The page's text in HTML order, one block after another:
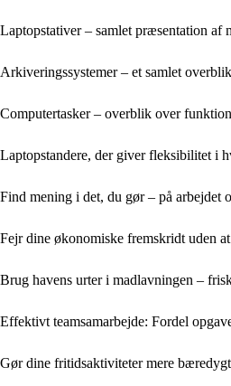
Laptopstativer – samlet præsentation af
Arkiveringssystemer – et samlet
Computertasker – overblik over
Laptopstandere, der giver fleksibilitet i
Find mening i det, du gør – på arbejdet
Fejr dine økonomiske fremskridt uden
Brug havens urter i madlavningen –
Effektivt teamsamarbejde: Fordel
Gør dine fritidsaktiviteter mere